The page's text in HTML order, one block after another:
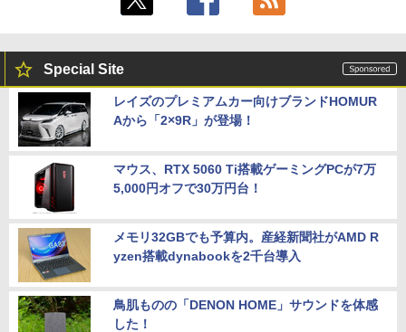
Special Site
レイズのプレミアムカー向けブランドHOMUR
Aから「2×9R」が登場！
マウス、RTX 5060 Ti搭載ゲーミングPCが7万
5,000円オフで30万円台！
メモリ32GBでも予算内。産経新聞社がAMD R
yzen搭載dynabookを2千台導入
鳥肌ものの「DENON HOME」サウンドを体感
した！